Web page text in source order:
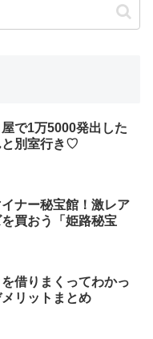
で1万5000発出した
と別室行き♡
ナー秘宝館！激レア
買おう「姫路秘宝
借りまくってわかっ
リットまとめ